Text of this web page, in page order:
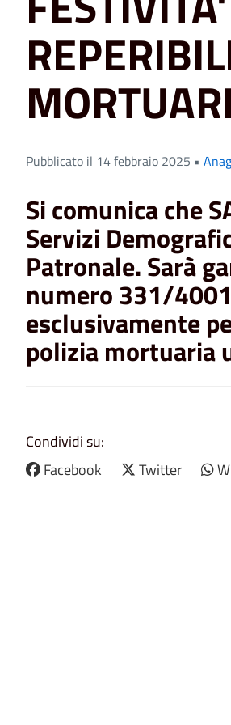
Pubblicato il 14 febbraio 2025 •
Si comunica che
Servizi
Patronale.Sarà
numero 331/
esclusivamente
polizia mortuaria
Condividi su:
Facebook
Twitter